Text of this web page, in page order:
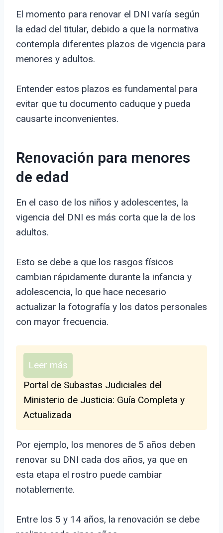
El momento para renovar el DNI varía según
la edad del titular, debido a que la normativa
contempla diferentes plazos de vigencia para
menores y adultos.
Entender estos plazos es fundamental para
evitar que tu documento caduque y pueda
causarte inconvenientes.
Renovación para menores
de edad
En el caso de los niños y adolescentes, la
vigencia del DNI es más corta que la de los
adultos.
Esto se debe a que los rasgos físicos
cambian rápidamente durante la infancia y
adolescencia, lo que hace necesario
actualizar la fotografía y los datos personales
con mayor frecuencia.
Leer más
Portal de Subastas Judiciales del
Ministerio de Justicia: Guía Completa y
Actualizada
Por ejemplo, los menores de 5 años deben
renovar su DNI cada dos años, ya que en
esta etapa el rostro puede cambiar
notablemente.
Entre los 5 y 14 años, la renovación se debe